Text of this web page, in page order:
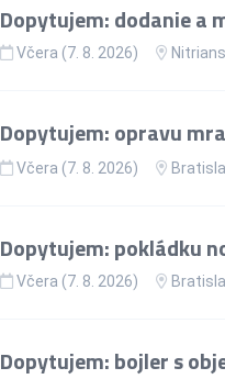
Dopytujem: dodanie a
Včera (7. 8. 2026)
Dopytujem: opravu
Včera (7. 8. 2026)
Dopytujem: pokládku
Včera (7. 8. 2026)
Dopytujem: bojler s